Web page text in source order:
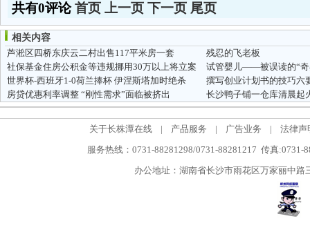
共有0评论首页 上一页 下一页 尾页
相关内容
芦淞区四桥东庆云二村出售117平米房一套
残忍的飞老板
社保基金住房公积金等违规挪用30万以上将立案
试管婴儿——被误读的“奇
世界杯-西班牙1-0荷兰捧杯 伊涅斯塔加时绝杀
撰写创业计划书的技巧六
房贷优惠利率调整 “刚性需求”面临被挤出
关于长株潭在线 | 产品服务 | 广告业务 |
法律声
服务热线：0731-88281298/0731-88281217 传真:0731-
办公地址：湖南省长沙市雨花区万家丽中